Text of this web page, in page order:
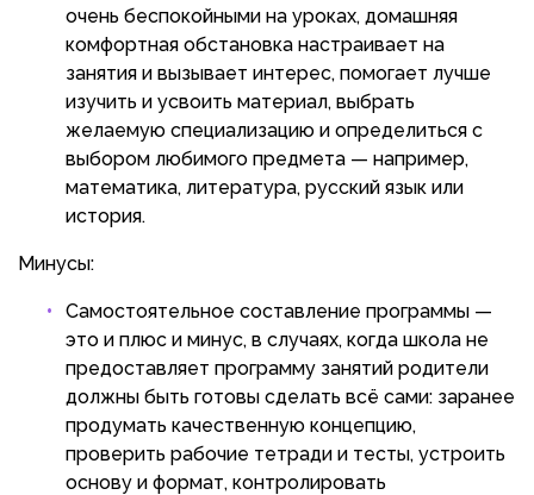
очень беспокойными на уроках, домашняя
комфортная обстановка настраивает на
занятия и вызывает интерес, помогает лучше
изучить и усвоить материал, выбрать
желаемую специализацию и определиться с
выбором любимого предмета — например,
математика, литература, русский язык или
история.
Минусы:
Самостоятельное составление программы —
это и плюс и минус, в случаях, когда школа не
предоставляет программу занятий родители
должны быть готовы сделать всё сами: заранее
продумать качественную концепцию,
проверить рабочие тетради и тесты, устроить
основу и формат, контролировать